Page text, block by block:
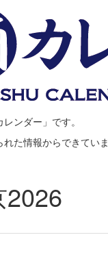
ンダー」です。
た情報からできて